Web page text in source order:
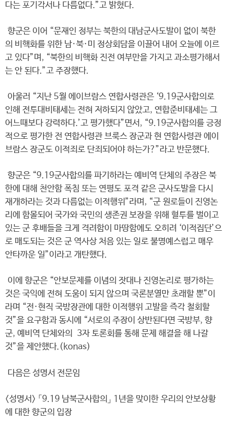
다는 포기각서나 다름없다.”고 밝혔다.
향군은 이어 “문재인 정부는 북한의 대남군사도발이 없이 북한
의 비핵화를 위한 남·북·미 정상회담을 이끌어 내어 오늘에 이르
고 있다”며, “북한의 비핵화 진전 여부만을 가지고 과소평가해서
는 안 된다.”고 주장했다.
아울러 “지난 5월 에이브람스 연합사령관은 ‘9.19군사합의로
인해 전투대비태세는 전혀 저하되지 않았고, 연합준비태세는 그
어느때보다 강력하다.’고 평가했다”면서, “9.19군사합의를 긍정
적으로 평가한 전 연합사령관 브룩스 장군과 현 연합사령관 에이
브람스 장군도 이적죄로 단죄되어야 하는가?”라고 반문했다.
향군은 “9.19군사합의를 파기하라는 예비역 단체의 주장은 북
한에 대해 천안함 폭침 또는 연평도 포격 같은 군사도발을 다시
재개하라는 것과 다름없는 이적행위”라며, “군 원로들이 진영논
리에 함몰되어 국가와 국민의 생존권 보장을 위해 혈투를 벌이고
있는 군 후배들을 크게 격려함이 마땅함에도 오히려 ‘이적집단’으
로 매도되는 것은 군 역사상 처음 있는 일로 불명예스럽고 매우
안타까운 일”이라고 개탄했다.
이에 향군은 “안보문제를 이념의 잣대나 진영논리로 평가하는
것은 국익에 전혀 도움이 되지 않으며 국론분열만 초래할 뿐”이
라며 “전·현직 국방장관에 대한 이적행위 고발을 즉각 철회할
것”을 요구함과 동시에 “서로의 주장이 상반된다면 국방부, 향
군, 예비역 단체와의 3자 토론회를 통해 문제 해결을 해 나갈
것”을 제안했다.(konas)
다음은 성명서 전문임
<성명서> 「9.19 남북군사합의」 1년을 맞이한 우리의 안보상황
에 대한 향군의 입장